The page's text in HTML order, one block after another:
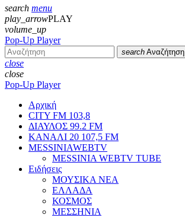
search menu
play_arrowPLAY
volume_up
Pop-Up Player
search Αναζήτηση
close
close
Pop-Up Player
Αρχική
CITY FM 103,8
ΔΙΑΥΛΟΣ 99.2 FM
ΚΑΝΑΛΙ 20 107,5 FM
MESSINIAWEBTV
MESSINIA WEBTV TUBE
Eιδήσεις
ΜΟΥΣΙΚΑ ΝΕΑ
ΕΛΛΑΔΑ
ΚΟΣΜΟΣ
ΜΕΣΣΗΝΙΑ